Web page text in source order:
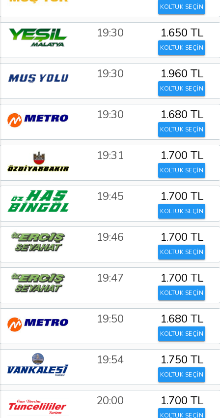
KOLTUK SEÇİN
19:30 1.650 TL
KOLTUK SEÇİN
19:30 1.960 TL
KOLTUK SEÇİN
19:30 1.680 TL
KOLTUK SEÇİN
19:31 1.700 TL
KOLTUK SEÇİN
19:45 1.700 TL
KOLTUK SEÇİN
19:46 1.700 TL
KOLTUK SEÇİN
19:47 1.700 TL
KOLTUK SEÇİN
19:50 1.680 TL
KOLTUK SEÇİN
19:54 1.750 TL
KOLTUK SEÇİN
20:00 1.700 TL
KOLTUK SEÇİN